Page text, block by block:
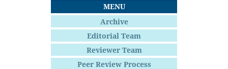
MENU
Archive
Editorial Team
Reviewer Team
Peer Review Process